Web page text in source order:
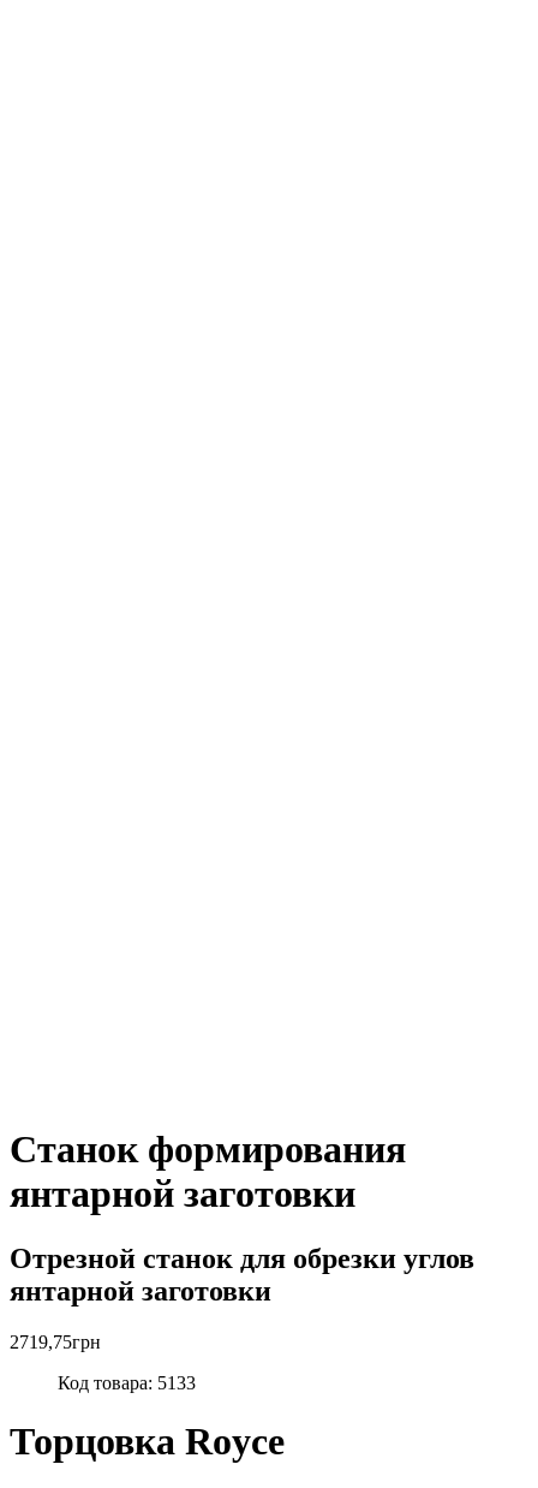
Станок формирования
янтарной заготовки
Отрезной станок для обрезки углов
янтарной заготовки
2719,75грн
Код товара: 5133
Торцовка Royce